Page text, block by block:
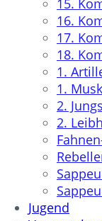
15.
16.
17.
18.
1.
1.
2.
2.
Jugend